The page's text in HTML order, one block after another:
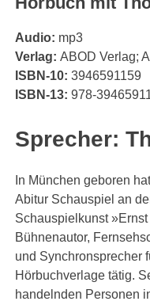
Audio: mp3
Verlag: ABOD Verlag;
ISBN-10: 3946591159
ISBN-13: 978-
Sprecher:
In München geboren
Abitur Schauspiel an
Schauspielkunst
Bühnenautor,
und Synchronsprecher
Hörbuchverlage tätig.
handelnden Personen